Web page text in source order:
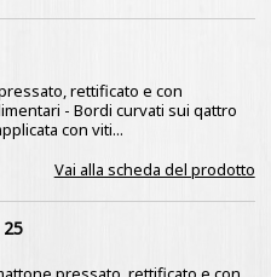
rettificato e con
- Bordi curvati sui qattro
con viti...
Vai alla scheda del prodotto
25